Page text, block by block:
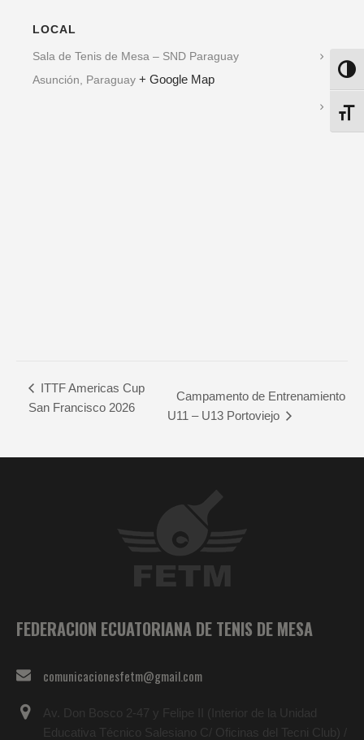
LOCAL
Sala de Tenis de Mesa – SND Paraguay
Asunción
Paraguay + Google Map
ITTF Americas Cup
San Francisco 2026
Campamento de Entrenamiento
U11 – U13 Portoviejo
FEDERACION ECUATORIANA DE TENIS DE MESA
comunicacionesfetm@gmail.com
Av. Don Bosco 2-47 y Felipe II (Interior de la Unidad
Educativa Técnico Salesiano C/ Oficinas del Tecni Club) /